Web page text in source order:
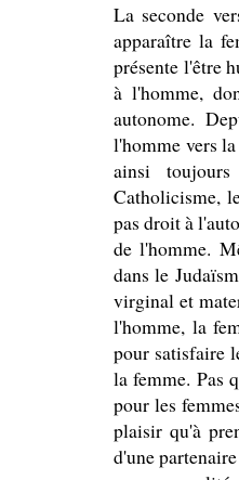
La seconde
apparaître la
présente l'être
à l'homme,
autonome.
l'homme vers
ainsi
Catholicisme,
pas droit à
de l'homme.
dans le
virginal et
l'homme, la
pour satisfaire
la femme. Pas
pour les
plaisir qu'à
d'une